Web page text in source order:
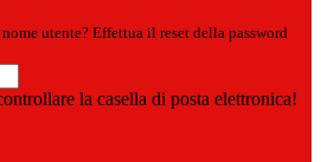
utente? Effettua il reset della password
la casella di posta elettronica!